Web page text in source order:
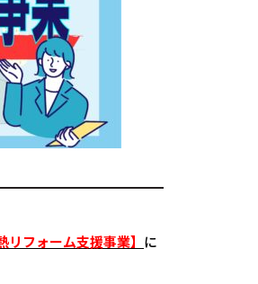
リフォーム支援事業】 に